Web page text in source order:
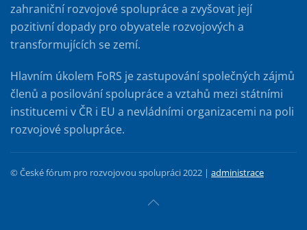
zahraniční rozvojové spolupráce a zvyšovat její
pozitivní dopady pro obyvatele rozvojových a
transformujících se zemí.
Hlavním úkolem FoRS je zastupování společných zájmů
členů a posilování spolupráce a vztahů mezi státními
institucemi v ČR i EU a nevládními organizacemi na poli
rozvojové spolupráce.
© České fórum pro rozvojovou spolupráci 2022 | administrace